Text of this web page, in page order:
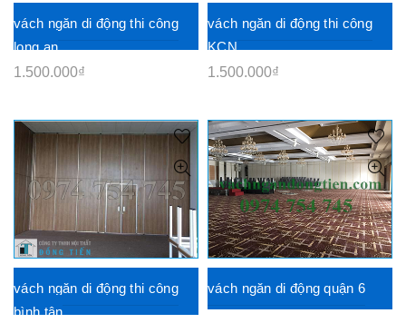
vách ngăn di động thi công
long an
1.500.000₫
vách ngăn di động thi công
KCN
1.500.000₫
vách ngăn di động thi công
bình tân
vách ngăn di động quận 6